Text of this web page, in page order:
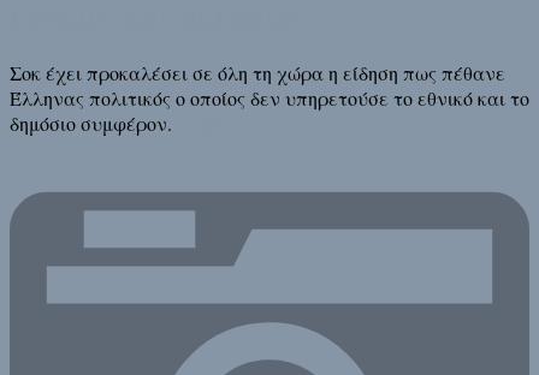
Σοκ έχει προκαλέσει σε όλη τη χώρα η είδηση πως πέθανε
Έλληνας πολιτικός ο οποίος δεν υπηρετούσε το εθνικό και το
δημόσιο συμφέρον.